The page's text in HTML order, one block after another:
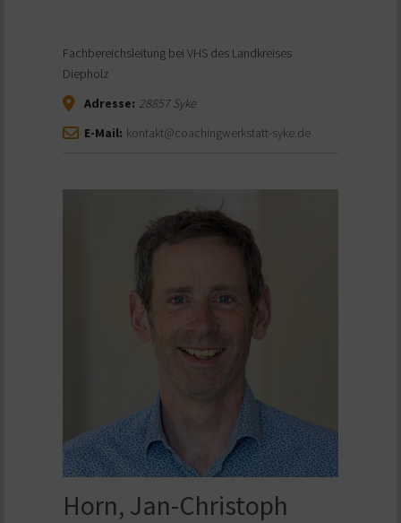
Fachbereichsleitung bei VHS des Landkreises
Diepholz
Adresse: 28857Syke
E-Mail: kontakt@coachingwerkstatt-syke.de
Horn, Jan-Christoph